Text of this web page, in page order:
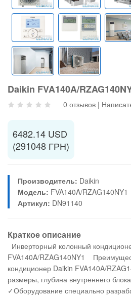
Daikin FVA140A/
0 отзывов |
6482.14 USD
(291048 ГРН)
Производитель: Daikin
Модель: FVA140A/RZAG140NY1
Артикул: DN91140
Краткое описание
Инверторный колонный
FVA140A/RZAG140NY1
кондиционер Daikin FVA140A/
размеры, глубина внутреннего
✓Оборудование специально